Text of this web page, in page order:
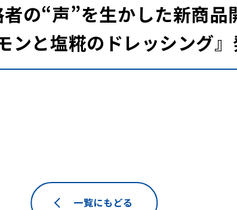
の“声”を生かした新商品
ンと塩糀のドレッシング
一覧にもどる